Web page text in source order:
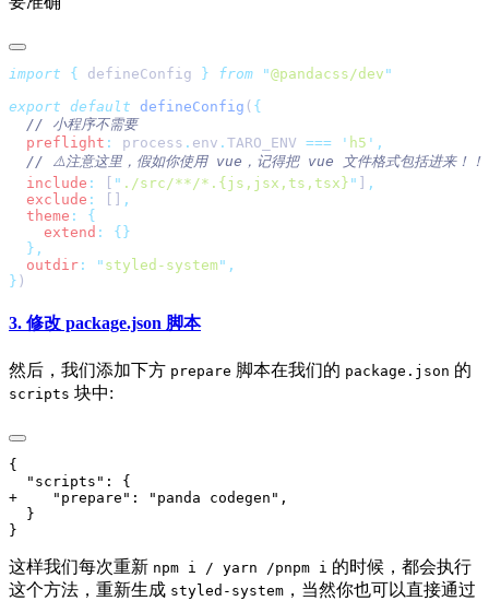
import { defineConfig } from "@pandacss/dev
export default defineConfig (
  preflight
: process . env . TARO_ENV === ' h5 '
  include
: " ./src/**/*.{js,jsx,ts,tsx} "
  exclude
:
  theme
:
    extend
:
  outdir
: " styled-system "
}
3. 修改 package.json 脚本
然后，我们添加下方 prepare 脚本在我们的 package.json 的
scripts 块中:
这样我们每次重新 npm i / yarn /pnpm i 的时候，都会执行
这个方法，重新生成 styled-system ，当然你也可以直接通过